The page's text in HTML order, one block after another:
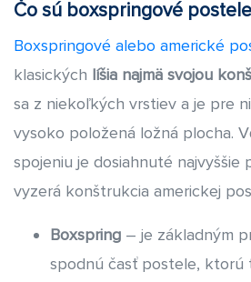
Čo sú boxspringové
Boxspringové alebo americké
klasických líšia najmä svojou
sa z niekoľkých vrstiev a je pre
vysoko položená ložná plocha.
spojeniu je dosiahnuté najvyššie
vyzerá konštrukcia americkej
Boxspring – je základným
spodnú časť postele, ktorú